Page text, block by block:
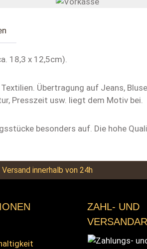
18,3 x 12,5cm).
Übertragung auf Jeans,
Presszeit usw. liegt dem Motiv bei.
besonders auf. Die hohe
Versand innerhalb von 24h
ZAHL- UND